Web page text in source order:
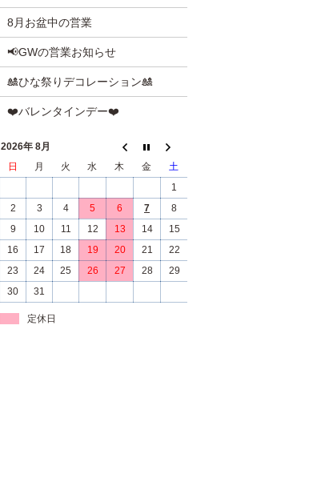
8月お盆中の営業
📢GWの営業お知らせ
🎎ひな祭りデコレーション🎎
❤️バレンタインデー❤️
2026年 8月
日
月 火 水 木 金
土
1
2
3 4 5 6 7
8
9
10 11 12 13 14
15
16
17 18 19 20 21
22
23
24 25 26 27 28
29
30
31
定休日